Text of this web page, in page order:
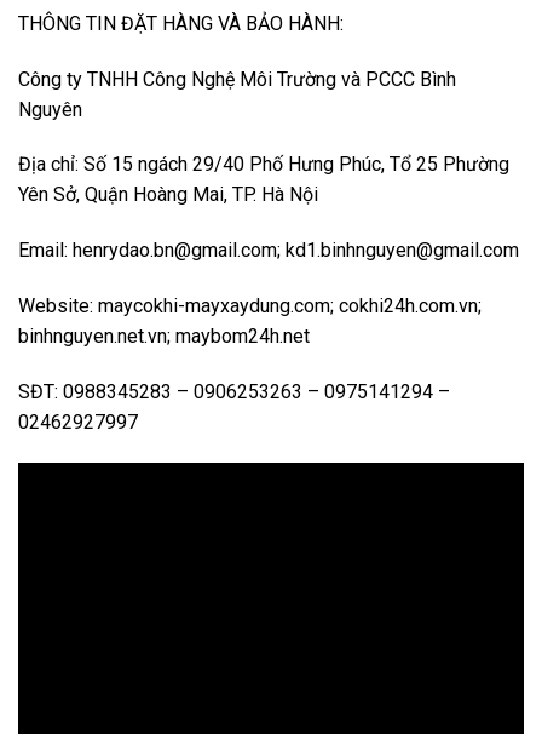
THÔNG TIN ĐẶT HÀNG VÀ BẢO HÀNH:
Công ty TNHH Công Nghệ Môi Trường và PCCC Bình
Nguyên
Địa chỉ: Số 15 ngách 29/40 Phố Hưng Phúc, Tổ 25 Phường
Yên Sở, Quận Hoàng Mai, TP. Hà Nội
Email: henrydao.bn@gmail.com; kd1.binhnguyen@gmail.com
Website: maycokhi-mayxaydung.com; cokhi24h.com.vn;
binhnguyen.net.vn; maybom24h.net
SĐT: 0988345283 – 0906253263 – 0975141294 –
02462927997